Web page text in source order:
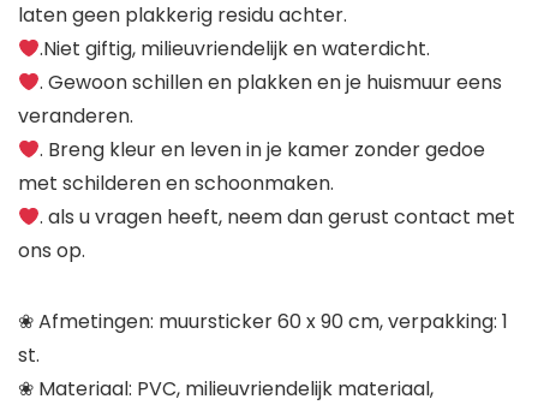
laten geen plakkerig residu achter.
.Niet giftig, milieuvriendelijk en waterdicht.
. Gewoon schillen en plakken en je huismuur eens
veranderen.
. Breng kleur en leven in je kamer zonder gedoe
met schilderen en schoonmaken.
. als u vragen heeft, neem dan gerust contact met
ons op.
❀ Afmetingen: muursticker 60 x 90 cm, verpakking: 1
st.
❀ Materiaal: PVC, milieuvriendelijk materiaal,